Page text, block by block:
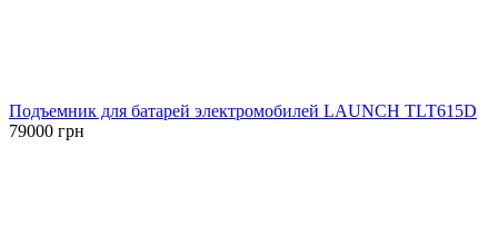
Подъемник для батарей электромобилей LAUNCH TLT615D
79000 грн